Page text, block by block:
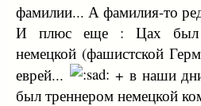
фамилии... А фамилия-то
И плюс еще : Цах был
немецкой (фашистской
еврей...
+ в наши
был треннером немецкой